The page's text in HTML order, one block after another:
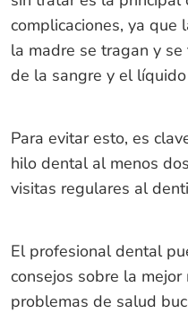
complicaciones, ya que
la madre se tragan y
de la sangre y el
Para evitar esto, es
hilo dental al menos
visitas regulares al
El profesional dental
consejos sobre la
problemas de salud